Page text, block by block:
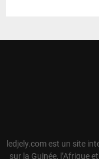
ledjely.com est un site
sur la Guinée, l’Afrique